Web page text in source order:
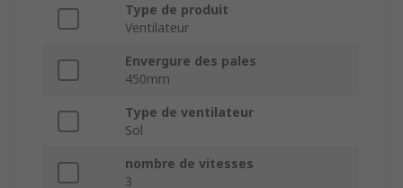
Type de produit
Ventilateur
Envergure des pales
450mm
Type de ventilateur
Sol
nombre de vitesses
3